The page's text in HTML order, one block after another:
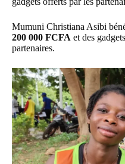
Mumuni Christiana Asibi
200 000 FCFA et des
partenaires.